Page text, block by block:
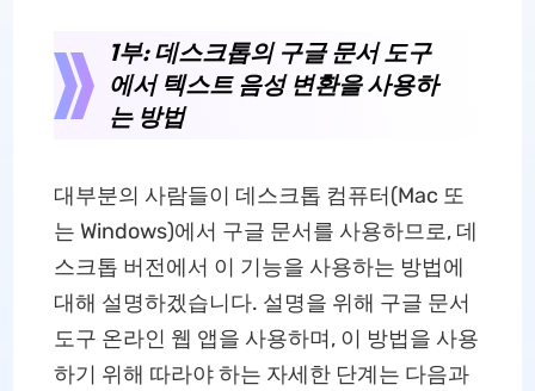
1부: 데스크톱의 구글 문서 도구
에서 텍스트 음성 변환을 사용하
는 방법
대부분의 사람들이 데스크톱 컴퓨터(Mac 또
는 Windows)에서 구글 문서를 사용하므로, 데
스크톱 버전에서 이 기능을 사용하는 방법에
대해 설명하겠습니다. 설명을 위해 구글 문서
도구 온라인 웹 앱을 사용하며, 이 방법을 사용
하기 위해 따라야 하는 자세한 단계는 다음과